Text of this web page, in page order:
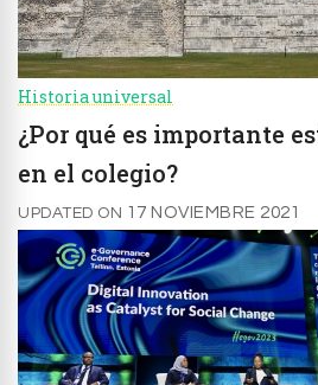
Historia universal
¿Por qué es importante
en el colegio?
UPDATED ON 17 NOVIEMBRE 2021